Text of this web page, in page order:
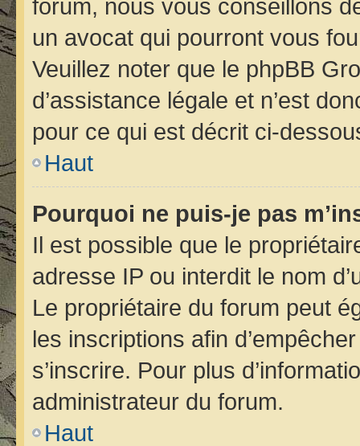
forum, nous vous conseillons
un avocat qui pourront vous
Veuillez noter que le phpBB
d’assistance légale et n’est
pour ce qui est décrit ci-
Haut
Pourquoi ne puis-je pas
Il est possible que le
adresse IP ou interdit le nom
Le propriétaire du forum peut
les inscriptions afin
s’inscrire. Pour plus
administrateur du forum.
Haut